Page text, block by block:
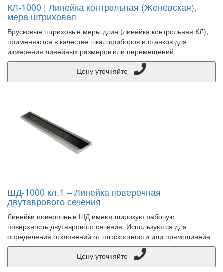
КЛ-1000 | Линейка контрольная (Женевская),
мера штриховая
Брусковые штриховые меры длин (линейка контрольная КЛ),
применяются в качестве шкал приборов и станков для
измерения линейных размеров или перемещений
ШД-1000 кл.1 – Линейка поверочная
двутаврового сечения
Линейки поверочные ШД имеют широкую рабочую
поверхность двутаврового сечения. Используются для
определения отклонений от плоскостности или прямолинейн